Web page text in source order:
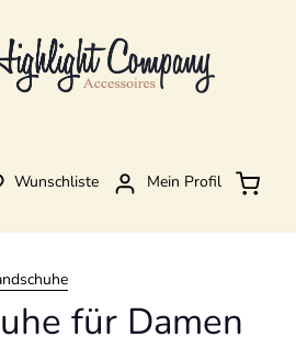
Wunschliste Mein Profil
für Damen